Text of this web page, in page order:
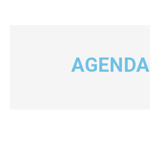
AGENDA